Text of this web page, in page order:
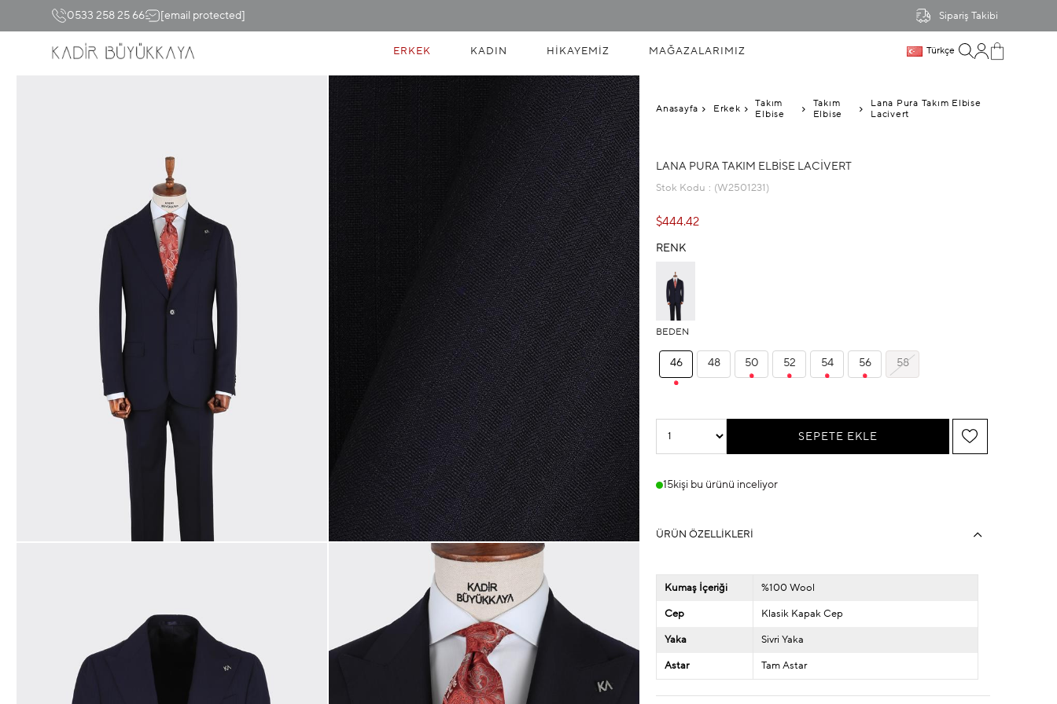
0533 258 25 66 [email protected] Sipariş Takibi
ERKEK KADIN HIKAYEMIZ MAĞAZALARIMIZ Türkçe
Anasayfa Erkek
Takım
Elbise
Takım
Elbise
Lana Pura Takım Elbise
Lacivert
LANA PURA TAKIM ELBISE LACIVERT
Stok Kodu (W2501231)
$444.42
RENK
BEDEN
46 48 50 52 54 56 58
15kişi bu ürünü inceliyor
ÜRÜN ÖZELLIKLERI
Kumaş İçeriği %100 Wool
Cep Klasik Kapak Cep
Yaka Sivri Yaka
Astar Tam Astar